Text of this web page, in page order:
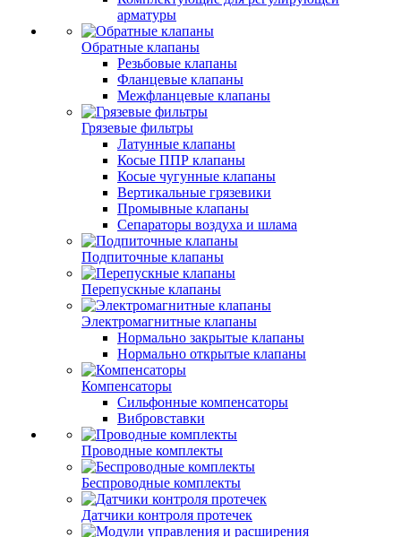
арматуры
Обратные клапаны
Резьбовые клапаны
Фланцевые клапаны
Межфланцевые клапаны
Грязевые фильтры
Латунные клапаны
Косые ППР клапаны
Косые чугунные клапаны
Вертикальные грязевики
Промывные клапаны
Сепараторы воздуха и шлама
Подпиточные клапаны
Перепускные клапаны
Электромагнитные клапаны
Нормально закрытые клапаны
Нормально открытые клапаны
Компенсаторы
Сильфонные компенсаторы
Вибровставки
Проводные комплекты
Беспроводные комплекты
Датчики контроля протечек